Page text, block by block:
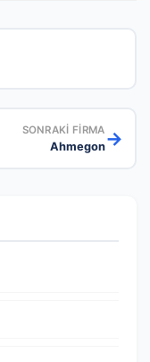
SONRAKI FIRMA
Ahmegon→